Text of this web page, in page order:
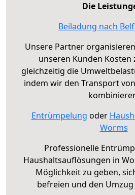
Die
Beiladung nach
Unsere Partner
unseren Kunden Kosten
gleichzeitig die
indem wir den Transport
Entrümpelung oder
Worms
Professionelle
Haushaltsauflösungen in
Möglichkeit zu geben,
befreien und den